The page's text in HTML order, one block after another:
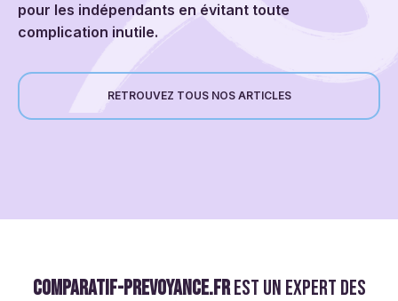
pour les indépendants en évitant toute
complication inutile.
RETROUVEZ TOUS NOS ARTICLES
comparatif-prevoyance.frest un expert des